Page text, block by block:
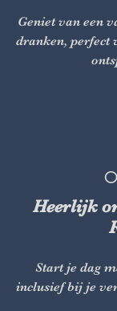
Geniet van een
dranken, perfect
Heerlijk
Start je dag
inclusief bij je